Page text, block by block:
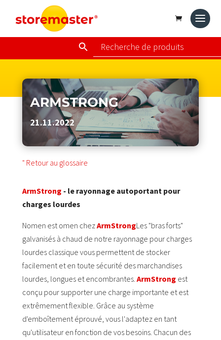
ARMSTRONG
21.11.2022
" Retour au glossaire
ArmStrong - le rayonnage autoportant pour
charges lourdes
Nomen est omen chezArmStrongLes "bras forts"
galvanisés à chaud de notre rayonnage pour charges
lourdes classique vous permettent de stocker
facilement et en toute sécurité des marchandises
lourdes, longues et encombrantes. ArmStrong est
conçu pour supporter une charge importante et est
extrêmement flexible. Grâce au système
d'emboîtement éprouvé, vous l'adaptez en tant
qu'utilisateur en fonction de vos besoins. Chacun des